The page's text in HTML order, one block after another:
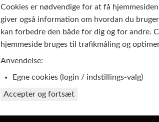
Cookies er nødvendige for at få
giver også information om hvordan du
kan forbedre den både for dig og for andre.
hjemmeside bruges til trafikmåling og
Anvendelse:
Egne cookies (login / indstillings-valg)
Accepter og fortsæt